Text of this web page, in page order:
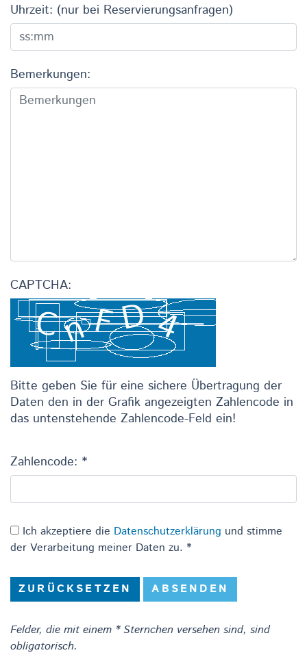
Uhrzeit: (nur bei Reservierungsanfragen)
Bemerkungen:
CAPTCHA:
Bitte geben Sie für eine sichere Übertragung der
Daten den in der Grafik angezeigten Zahlencode in
das untenstehende Zahlencode-Feld ein!
Zahlencode: *
Ich akzeptiere die Datenschutzerklärung und stimme
der Verarbeitung meiner Daten zu. *
ZURÜCKSETZEN ABSENDEN
Felder, die mit einem * Sternchen versehen sind, sind
obligatorisch.